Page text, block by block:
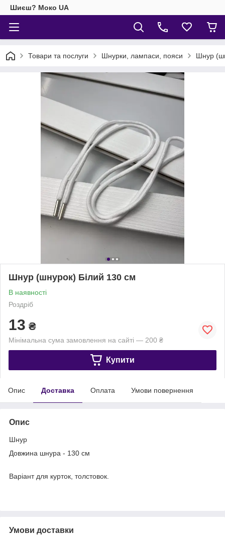
Шиєш? Моко UA
Товари та послуги Шнурки, лампаси, пояси Шнур
Шнур (шнурок) Білий 130 см
В наявності
Роздріб
13 ₴
Мінімальна сума замовлення на сайті — 200 ₴
Купити
Опис Доставка Оплата Умови повернення
Опис
Шнур
Довжина шнура - 130 см
Варіант для курток, толстовок.
Умови доставки